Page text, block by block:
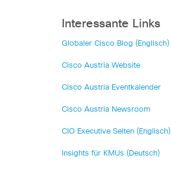
Interessante Links
Globaler Cisco Blog (Englisch)
Cisco Austria Website
Cisco Austria Eventkalender
Cisco Austria Newsroom
CIO Executive Seiten (Englisch)
Insights für KMUs (Deutsch)